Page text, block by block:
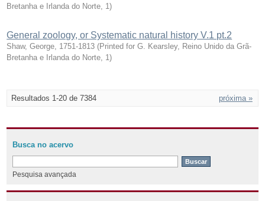
Bretanha e Irlanda do Norte 1)
General zoology, or Systematic natural history V.1 pt.2
Shaw, George, 1751-1813 (Printed for G. Kearsley, Reino Unido da Grã-
Bretanha e Irlanda do Norte 1)
Resultados 1-20 de 7384 próxima »
Busca no acervo
Pesquisa avançada